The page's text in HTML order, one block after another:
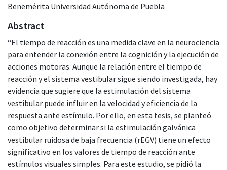
Benemérita Universidad Autónoma de Puebla
Abstract
“El tiempo de reacción es una medida clave en la neurociencia
para entender la conexión entre la cognición y la ejecución de
acciones motoras. Aunque la relación entre el tiempo de
reacción y el sistema vestibular sigue siendo investigada, hay
evidencia que sugiere que la estimulación del sistema
vestibular puede influir en la velocidad y eficiencia de la
respuesta ante estímulo. Por ello, en esta tesis, se planteó
como objetivo determinar si la estimulación galvánica
vestibular ruidosa de baja frecuencia (rEGV) tiene un efecto
significativo en los valores de tiempo de reacción ante
estímulos visuales simples. Para este estudio, se pidió la